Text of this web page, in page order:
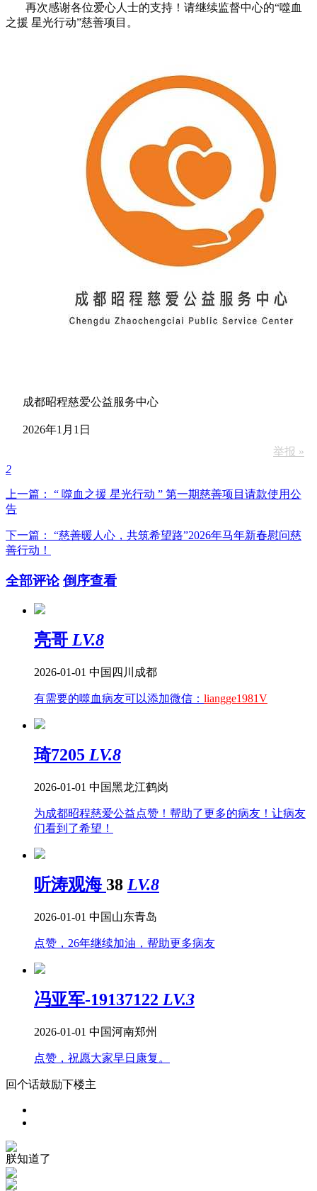
再次感谢各位爱心人士的支持！请继续监督中心的“噬血
之援 星光行动”慈善项目。
成都昭程慈爱公益服务中心
2026年1月1日
举报 »
2
上一篇： “ 噬血之援 星光行动 ” 第一期慈善项目请款使用公
告
下一篇： “慈善暖人心，共筑希望路”2026年马年新春慰问慈
善行动！
全部评论 倒序查看
亮哥 LV.8
2026-01-01 中国四川成都
有需要的噬血病友可以添加微信： liangge1981V
琦7205 LV.8
2026-01-01 中国黑龙江鹤岗
为成都昭程慈爱公益点赞！帮助了更多的病友！让病友
们看到了希望！
听涛观海 38 LV.8
2026-01-01 中国山东青岛
点赞，26年继续加油，帮助更多病友
冯亚军-19137122 LV.3
2026-01-01 中国河南郑州
点赞，祝愿大家早日康复。
回个话鼓励下楼主
朕知道了